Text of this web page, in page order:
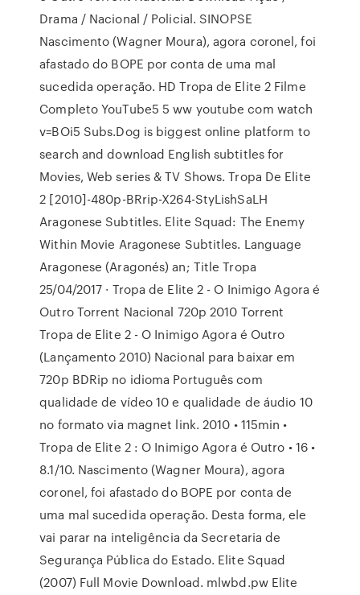
Drama / Nacional / Policial. SINOPSE
Nascimento (Wagner Moura), agora coronel, foi
afastado do BOPE por conta de uma mal
sucedida operação. HD Tropa de Elite 2 Filme
Completo YouTube5 5 ww youtube com watch
v=BOi5 Subs.Dog is biggest online platform to
search and download English subtitles for
Movies, Web series & TV Shows. Tropa De Elite
2 [2010]-480p-BRrip-X264-StyLishSaLH
Aragonese Subtitles. Elite Squad: The Enemy
Within Movie Aragonese Subtitles. Language
Aragonese (Aragonés) an; Title Tropa
25/04/2017 · Tropa de Elite 2 - O Inimigo Agora é
Outro Torrent Nacional 720p 2010 Torrent
Tropa de Elite 2 - O Inimigo Agora é Outro
(Lançamento 2010) Nacional para baixar em
720p BDRip no idioma Português com
qualidade de vídeo 10 e qualidade de áudio 10
no formato via magnet link. 2010 • 115min •
Tropa de Elite 2 : O Inimigo Agora é Outro • 16 •
8.1/10. Nascimento (Wagner Moura), agora
coronel, foi afastado do BOPE por conta de
uma mal sucedida operação. Desta forma, ele
vai parar na inteligência da Secretaria de
Segurança Pública do Estado. Elite Squad
(2007) Full Movie Download. mlwbd.pw Elite